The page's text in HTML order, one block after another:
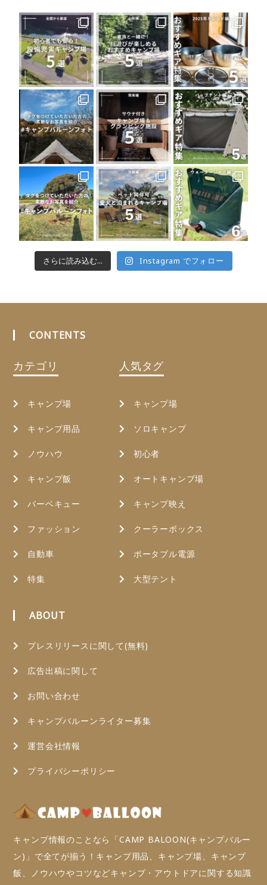
さらに読み込む... Instagram でフォロー
CONTENTS
カテゴリ
キャンプ場
キャンプ用品
ノウハウ
キャンプ飯
バーベキュー
ファッション
自動車
特集
人気タグ
キャンプ場
ソロキャンプ
初心者
オートキャンプ場
キャンプ映え
クーラーボックス
ポータブル電源
大型テント
ABOUT
プレスリリースに関して(無料)
広告出稿に関して
お問い合わせ
キャンプバルーンライター募集
運営会社情報
プライバシーポリシー
キャンプ情報のことなら「CAMP BALOON(キャンプバルー
ン)」で全てが揃う！キャンプ用品、キャンプ場、キャンプ
飯、ノウハウやコツなどキャンプ・アウトドアに関する知識